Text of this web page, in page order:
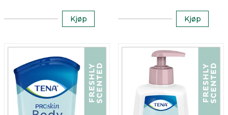
Kjøp Kjøp